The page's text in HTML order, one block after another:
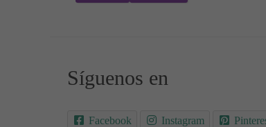
Síguenos en
Facebook Instagram